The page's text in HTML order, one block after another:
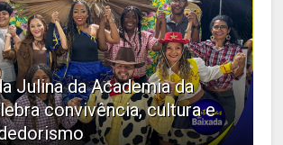
Julina da Academia da
convivência, cultura e